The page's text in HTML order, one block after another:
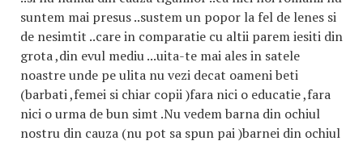
suntem mai presus ..sustem un popor la fel de lenes si
de nesimtit ..care in comparatie cu altii parem iesiti din
grota ,din evul mediu ...uita-te mai ales in satele
noastre unde pe ulita nu vezi decat oameni beti
(barbati ,femei si chiar copii )fara nici o educatie ,fara
nici o urma de bun simt .Nu vedem barna din ochiul
nostru din cauza (nu pot sa spun pai )barnei din ochiul